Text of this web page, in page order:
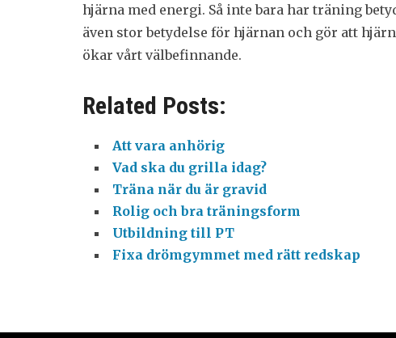
hjärna med energi. Så inte bara har träning
även stor betydelse för hjärnan och gör att
ökar vårt välbefinnande.
Related Posts:
Att vara anhörig
Vad ska du grilla idag?
Träna när du är gravid
Rolig och bra träningsform
Utbildning till PT
Fixa drömgymmet med rätt redskap